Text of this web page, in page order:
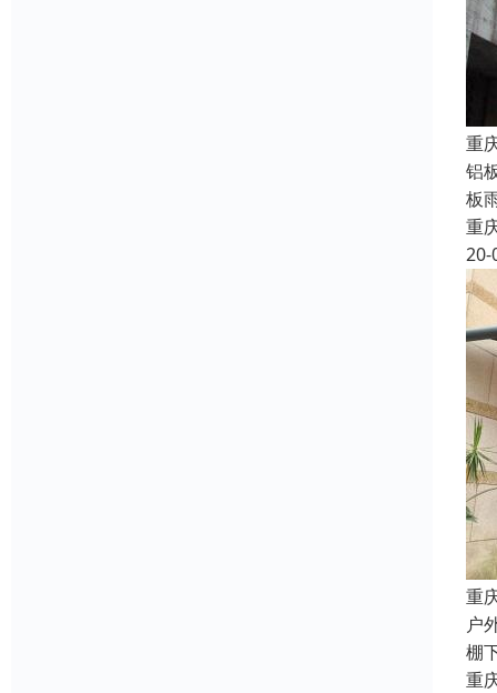
重
铝
板
重
20-
重
户
棚
重